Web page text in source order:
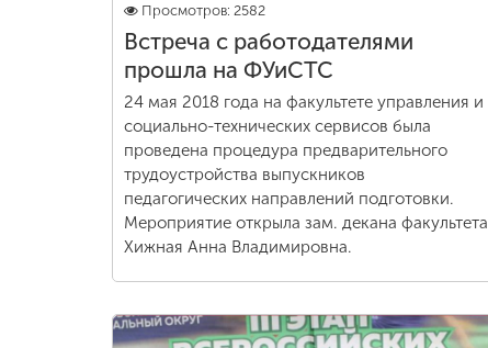
Просмотров: 2582
Встреча с работодателями
прошла на ФУиСТС
24 мая 2018 года на факультете управления и
социально-технических сервисов была
проведена процедура предварительного
трудоустройства выпускников
педагогических направлений подготовки.
Мероприятие открыла зам. декана факультета
Хижная Анна Владимировна.